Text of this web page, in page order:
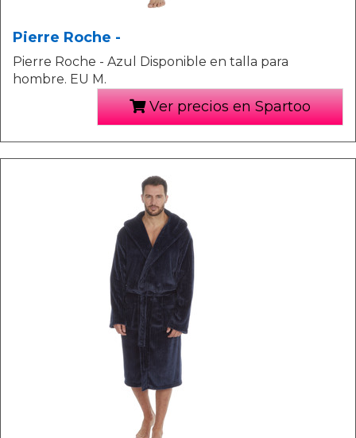
Pierre Roche -
Pierre Roche - Azul Disponible en talla para
hombre. EU M.
Ver precios en Spartoo